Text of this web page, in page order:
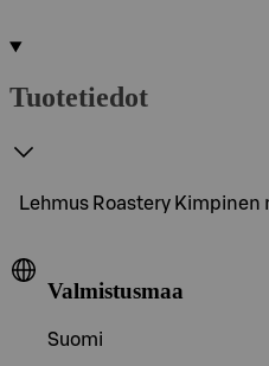
Tuotetiedot
Lehmus Roastery Kimpinen
Valmistusmaa
Suomi